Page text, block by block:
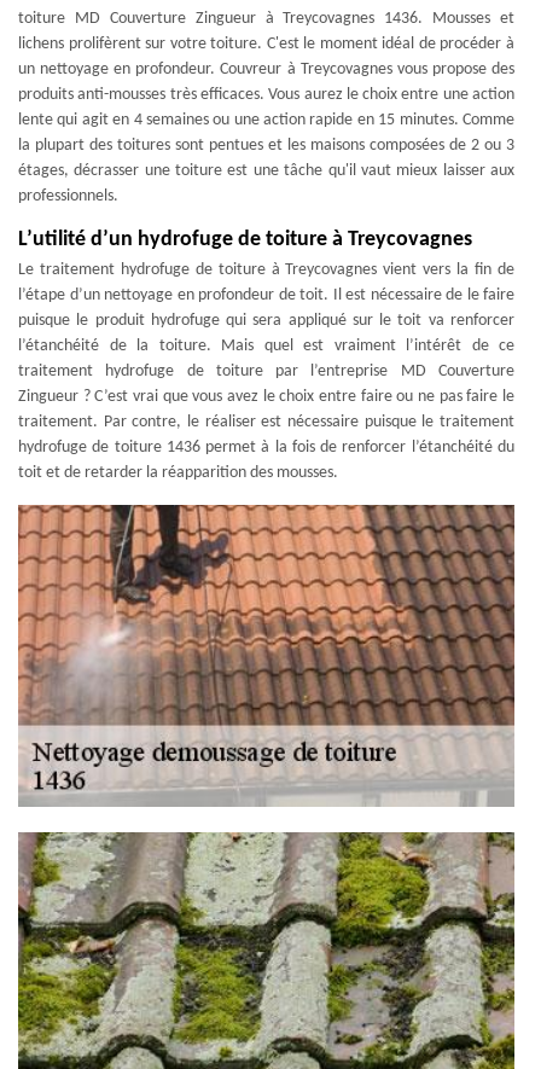
toiture MD Couverture Zingueur à Treycovagnes 1436. Mousses et
lichens prolifèrent sur votre toiture. C'est le moment idéal de procéder à
un nettoyage en profondeur. Couvreur à Treycovagnes vous propose des
produits anti-mousses très efficaces. Vous aurez le choix entre une action
lente qui agit en 4 semaines ou une action rapide en 15 minutes. Comme
la plupart des toitures sont pentues et les maisons composées de 2 ou 3
étages, décrasser une toiture est une tâche qu'il vaut mieux laisser aux
professionnels.
L’utilité d’un hydrofuge de toiture à Treycovagnes
Le traitement hydrofuge de toiture à Treycovagnes vient vers la fin de
l’étape d’un nettoyage en profondeur de toit. Il est nécessaire de le faire
puisque le produit hydrofuge qui sera appliqué sur le toit va renforcer
l’étanchéité de la toiture. Mais quel est vraiment l’intérêt de ce
traitement hydrofuge de toiture par l’entreprise MD Couverture
Zingueur ? C’est vrai que vous avez le choix entre faire ou ne pas faire le
traitement. Par contre, le réaliser est nécessaire puisque le traitement
hydrofuge de toiture 1436 permet à la fois de renforcer l’étanchéité du
toit et de retarder la réapparition des mousses.